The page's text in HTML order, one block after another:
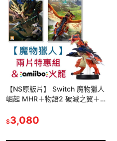
【NS原版片】 Switch 魔物獵人
崛起 MHR＋物語2 破滅之翼＋
中星光電玩】
$3,080